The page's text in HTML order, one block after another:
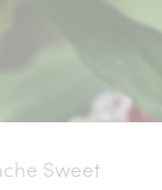
Sweet